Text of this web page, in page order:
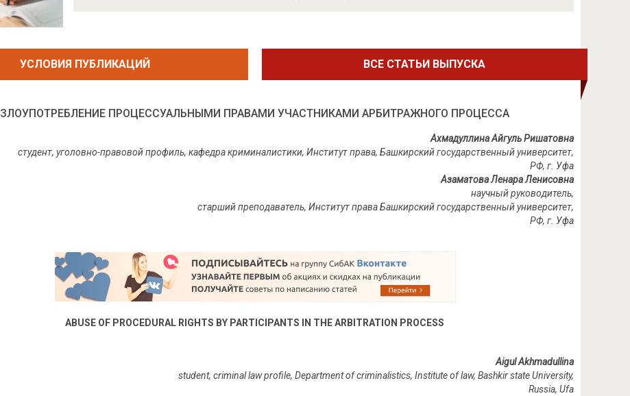
УСЛОВИЯ ПУБЛИКАЦИЙ ВСЕ СТАТЬИ ВЫПУСКА
ЗЛОУПОТРЕБЛЕНИЕ ПРОЦЕССУАЛЬНЫМИ ПРАВАМИ УЧАСТНИКАМИ АРБИТРАЖНОГО ПРОЦЕССА
Ахмадуллина Айгуль Ришатовна
студент, уголовно-правовой профиль, кафедра криминалистики, Институт права, Башкирский государственный университет,
РФ, г. Уфа
Азаматова Ленара Ленисовна
научный руководитель,
старший преподаватель, Институт праваБашкирский государственный университет,
РФ, г. Уфа
ABUSE OF PROCEDURAL RIGHTS BY PARTICIPANTS IN THE ARBITRATION PROCESS
Aigul Akhmadullina
student, criminal law profile, Department of criminalistics, Institute of law, Bashkir state University,
Russia, Ufa